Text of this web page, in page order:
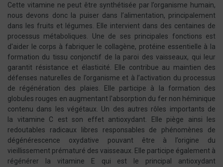
Cette vitamine ne peut être synthétisée par l’organisme humain,
nous devons donc la puiser dans l’alimentation, principalement
dans les fruits et légumes. Elle intervient dans des centaines de
processus métaboliques. Une de ses principales fonctions est
d'aider le corps à fabriquer le collagène, protéine essentielle à la
formation du tissu conjonctif de la paroi des vaisseaux, qui leur
garantit résistance et élasticité. Elle contribue au maintien des
défenses naturelles de l’organisme et à l’activation du processus
de régénération des plaies. Elle participe à la formation des
globules rouges en augmentant l'absorption du fer non héminique
contenu dans les végétaux. Un des autres rôles importants de
la vitamine C est son effet antioxydant. Elle piège ainsi les
redoutables radicaux libres responsables de phénomènes de
dégénérescence oxydative pouvant être à l’origine du
vieillissement prématuré des vaisseaux. Elle participe également à
régénérer la vitamine E qui est le principal antioxydant